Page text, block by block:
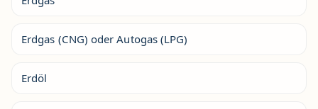
Erdgas (CNG) oder Autogas (LPG)
Erdöl